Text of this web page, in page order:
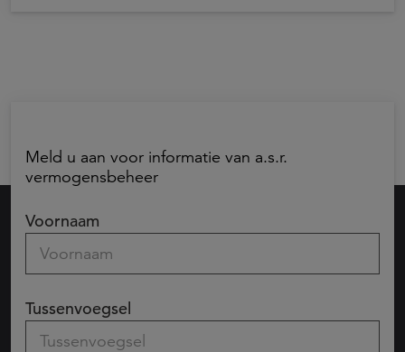
Meld u aan voor informatie van a.s.r.
vermogensbeheer
Voornaam
Tussenvoegsel